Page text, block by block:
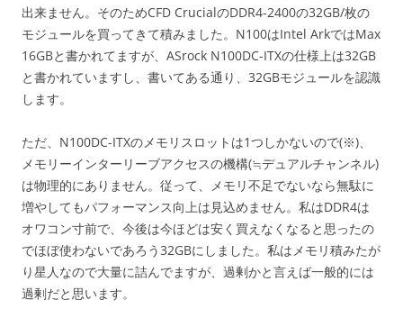
出来ません。そのためCFD CrucialのDDR4-2400の32GB/枚の
モジュールを買ってきて積みました。N100はIntel ArkではMax
16GBと書かれてますが、ASrock N100DC-ITXの仕様上は32GB
と書かれていますし、書いてある通り、32GBモジュールを認識
します。
ただ、N100DC-ITXのメモリスロットは1つしかないので(※)、
メモリーインターリーブアクセスの機構(≒デュアルチャンネル)
は物理的にありません。従って、メモリ不足でないなら無駄に
増やしてもパフォーマンス向上は見込めません。私はDDR4は
オワコン寸前で、今後は今ほどは安く買えなくなると思ったの
でほぼ使わないであろう32GBにしました。私はメモリ積みたが
り星人なので大量に詰んでますが、過剰かと言えば一般的には
過剰だと思います。